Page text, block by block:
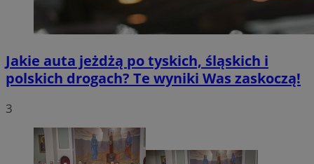
Jakie auta jeżdżą po tyskich, śląskich i
polskich drogach? Te wyniki Was zaskoczą!
3